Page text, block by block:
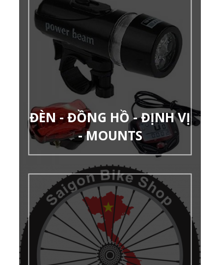
ĐÈN - ĐỒNG HỒ - ĐỊNH VỊ
- MOUNTS